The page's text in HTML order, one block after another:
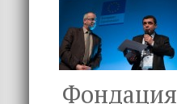
Фондация